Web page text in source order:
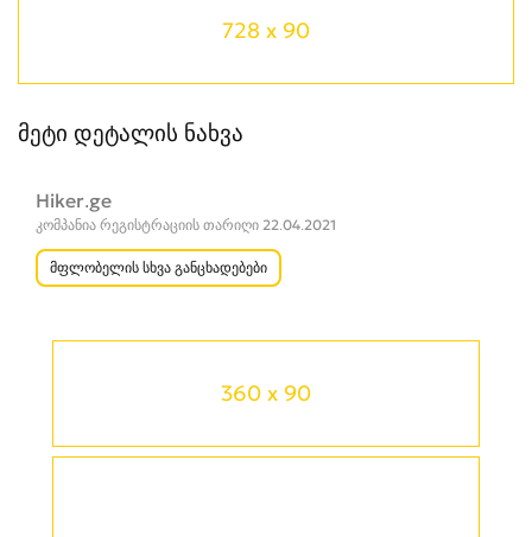
360 x 90
728 x 90
მეტი დეტალის ნახვა
Hiker.ge
კომპანია რეგისტრაციის თარიღი 22.04.2021
მფლობელის სხვა განცხადებები